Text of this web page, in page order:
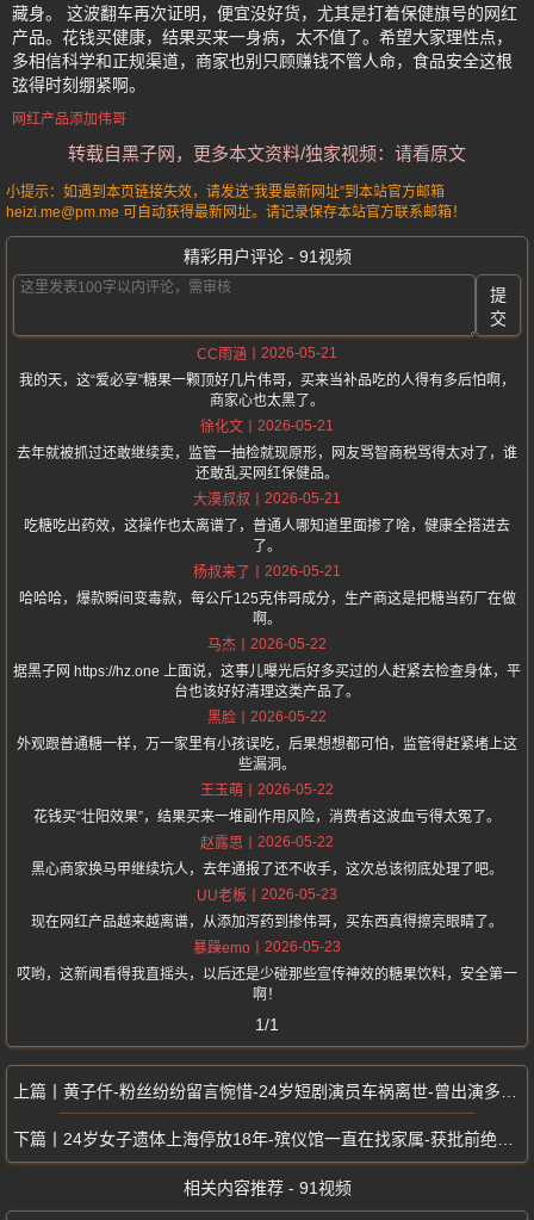
藏身。 这波翻车再次证明，便宜没好货，尤其是打着保健旗号的网红
产品。花钱买健康，结果买来一身病，太不值了。希望大家理性点，
多相信科学和正规渠道，商家也别只顾赚钱不管人命，食品安全这根
弦得时刻绷紧啊。
网红产品添加伟哥
转载自黑子网，更多本文资料/独家视频：请看原文
小提示：如遇到本页链接失效，请发送“我要最新网址”到本站官方邮箱
heizi.me@pm.me 可自动获得最新网址。请记录保存本站官方联系邮箱！
精彩用户评论 - 91视频
提
交
CC雨涵
2026-05-21
我的天，这“爱必享”糖果一颗顶好几片伟哥，买来当补品吃的人得有多后怕啊，
商家心也太黑了。
徐化文
2026-05-21
去年就被抓过还敢继续卖，监管一抽检就现原形，网友骂智商税骂得太对了，谁
还敢乱买网红保健品。
大漠叔叔
2026-05-21
吃糖吃出药效，这操作也太离谱了，普通人哪知道里面掺了啥，健康全搭进去
了。
杨叔来了
2026-05-21
哈哈哈，爆款瞬间变毒款，每公斤125克伟哥成分，生产商这是把糖当药厂在做
啊。
马杰
2026-05-22
据黑子网 https://hz.one 上面说，这事儿曝光后好多买过的人赶紧去检查身体，平
台也该好好清理这类产品了。
黑脸
2026-05-22
外观跟普通糖一样，万一家里有小孩误吃，后果想想都可怕，监管得赶紧堵上这
些漏洞。
王玉萌
2026-05-22
花钱买“壮阳效果”，结果买来一堆副作用风险，消费者这波血亏得太冤了。
赵露思
2026-05-22
黑心商家换马甲继续坑人，去年通报了还不收手，这次总该彻底处理了吧。
UU老板
2026-05-23
现在网红产品越来越离谱，从添加泻药到掺伟哥，买东西真得擦亮眼睛了。
暴躁emo
2026-05-23
哎哟，这新闻看得我直摇头，以后还是少碰那些宣传神效的糖果饮料，安全第一
啊！
1/1
黄子仟-粉丝纷纷留言惋惜-24岁短剧演员车祸离世-曾出演多部热门微短剧
24岁女子遗体上海停放18年-殡仪馆一直在找家属-获批前绝不火化
相关内容推荐 - 91视频